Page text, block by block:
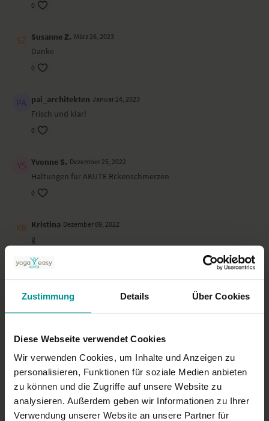
Zustimmung Details Über Cookies
Diese Webseite verwendet Cookies
Wir verwenden Cookies, um Inhalte und Anzeigen zu
personalisieren, Funktionen für soziale Medien anbieten
zu können und die Zugriffe auf unsere Website zu
analysieren. Außerdem geben wir Informationen zu Ihrer
Verwendung unserer Website an unsere Partner für
0
Susanne Z. März 26, 2023
Danke
0
pai_architekten Januar 24, 2023
Frisch und klar!
0
Yvonne S. Dezember 25, 2022
Haltungen für AKUTE Rckenschmerzen
0
Kristina Dezember 09, 2022
g
0
Gut erklärt und herzerfrischend!
Mehr laden
Ähnliche Videos